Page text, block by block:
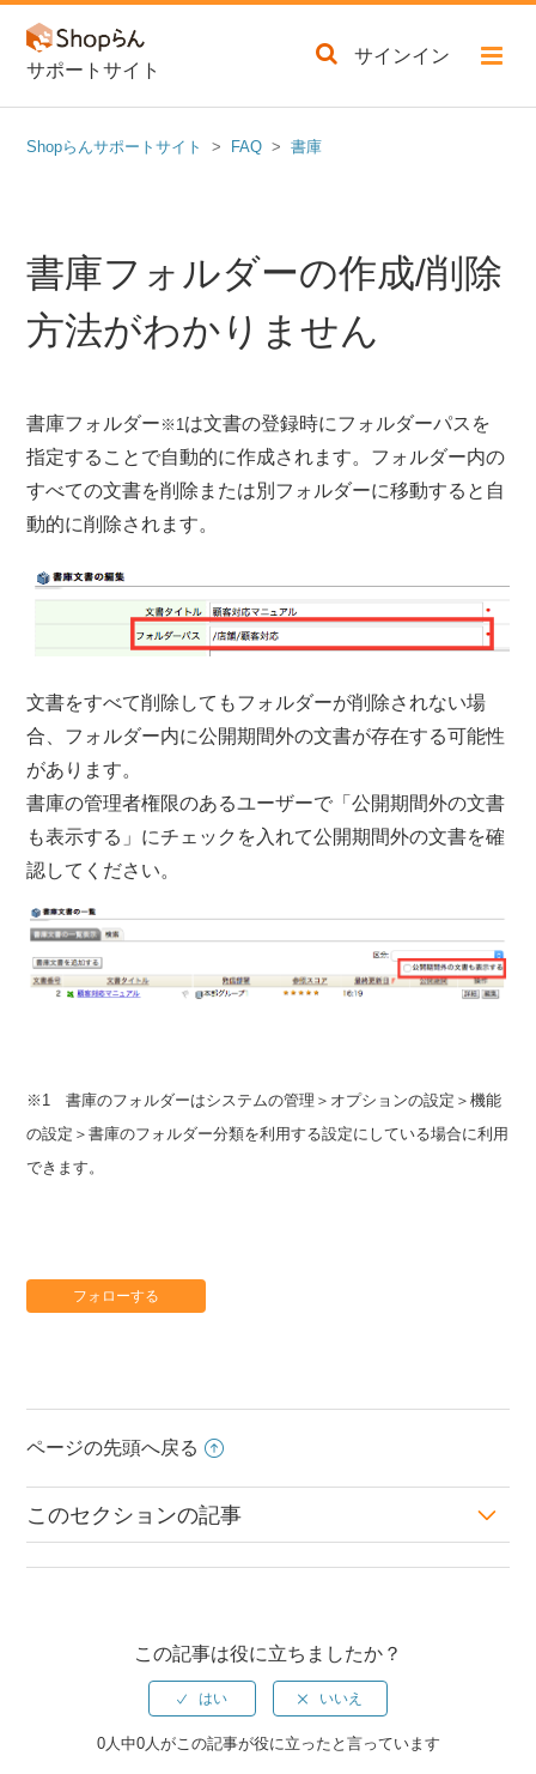
サポートサイト
サインイン
Shopらんサポートサイト FAQ 書庫
書庫フォルダーの作成/削除
方法がわかりません
書庫フォルダー ※1は文書の登録時にフォルダーパスを
指定することで自動的に作成されます。フォルダー内の
すべての文書を削除または別フォルダーに移動すると自
動的に削除されます。
文書をすべて削除してもフォルダーが削除されない場
合、フォルダー内に公開期間外の文書が存在する可能性
があります。
書庫の管理者権限のあるユーザーで「公開期間外の文書
も表示する」にチェックを入れて公開期間外の文書を確
認してください。
※1 書庫のフォルダーはシステムの管理＞オプションの設定＞機能
の設定＞書庫のフォルダー分類を利用する設定にしている場合に利用
できます。
フォローする
ページの先頭へ戻る
このセクションの記事
書庫動画のストリーミング再生ができない・時間がかかりま
この記事は役に立ちましたか？
0人中0人がこの記事が役に立ったと言っています